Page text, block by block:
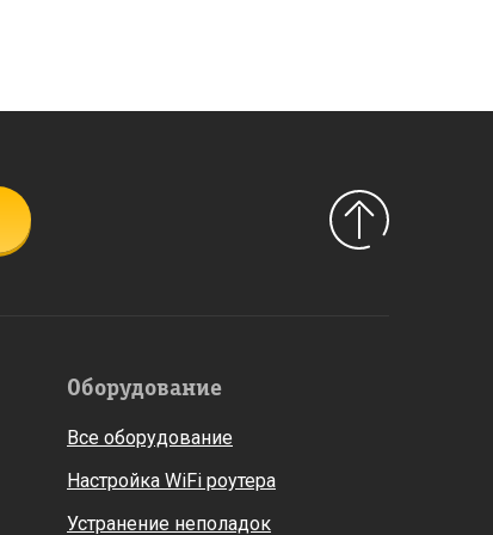
Оборудование
Все оборудование
Настройка WiFi роутера
Устранение неполадок